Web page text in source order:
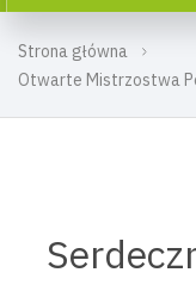
Strona główna
Otwarte Mistrzostwa